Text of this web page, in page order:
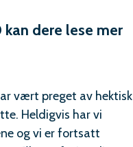
dere lese mer
vært preget av hektisk
Heldigvis har vi
og vi er fortsatt